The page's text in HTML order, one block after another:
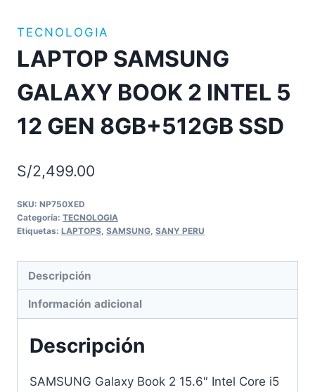
TECNOLOGIA
LAPTOP SAMSUNG
GALAXY BOOK 2 INTEL 5
12 GEN 8GB+512GB SSD
S/2,499.00
SKU: NP750XED
Categoría: TECNOLOGIA
Etiquetas: LAPTOPS SAMSUNG SANY PERU
Descripción
Información adicional
Descripción
SAMSUNG Galaxy Book 2 15.6″ Intel Core i5